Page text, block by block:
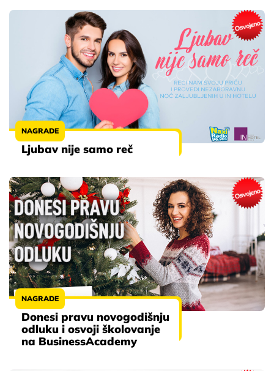
NAGRADE
Ljubav nije samo reč
NAGRADE
Donesi pravu novogodišnju
odluku i osvoji školovanje
na BusinessAcademy